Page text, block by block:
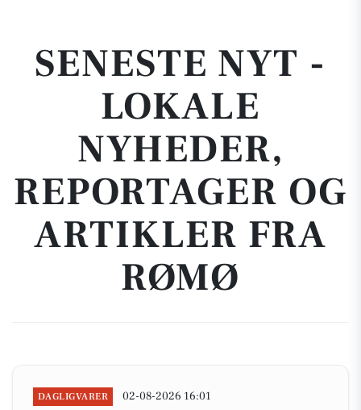
SENESTE NYT -
LOKALE
NYHEDER,
REPORTAGER OG
ARTIKLER FRA
RØMØ
DAGLIGVARER 02-08-2026 16:01